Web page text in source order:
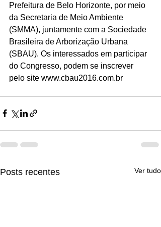
Prefeitura de Belo Horizonte, por meio
da Secretaria de Meio Ambiente
(SMMA), juntamente com a Sociedade
Brasileira de Arborização Urbana
(SBAU). Os interessados em participar
do Congresso, podem se inscrever
pelo site www.cbau2016.com.br
Posts recentes Ver tudo